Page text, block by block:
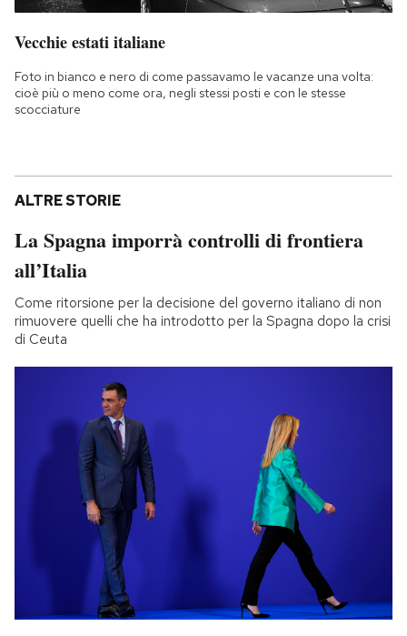
Vecchie estati italiane
Foto in bianco e nero di come passavamo le vacanze una volta:
cioè più o meno come ora, negli stessi posti e con le stesse
scocciature
ALTRE STORIE
La Spagna imporrà controlli di frontiera
all’Italia
Come ritorsione per la decisione del governo italiano di non
rimuovere quelli che ha introdotto per la Spagna dopo la crisi
di Ceuta